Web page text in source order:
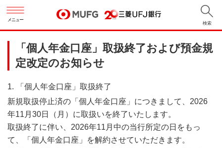
メニュー
検索
「個人年金口座」取扱終了および預金規
定改定のお知らせ
「個人年金口座」取扱終了
新規取扱停止済の「個人年金口座」につきまして、2026
年11月30日（月）に取扱いを終了いたします。
取扱終了に伴い、2026年11月中の当行所定の日をもっ
て、「個人年金口座」を解約させていただきます。